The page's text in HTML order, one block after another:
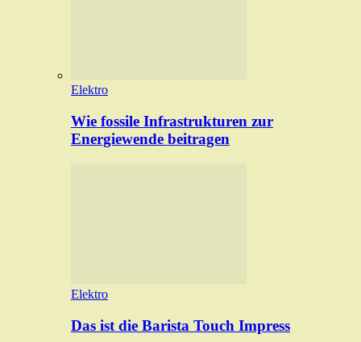
Elektro
Wie fossile Infrastrukturen zur
Energiewende beitragen
Elektro
Das ist die Barista Touch Impress